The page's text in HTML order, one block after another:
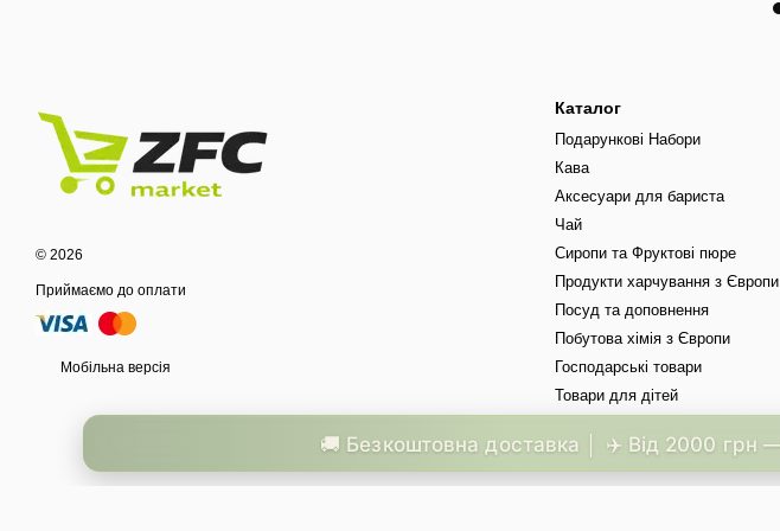
© 2026
Приймаємо до оплати
Мобільна версія
Каталог
Подарункові Набори
Кава
Аксесуари для бариста
Чай
Сиропи та Фруктові пюре
Продукти харчування з Європи
Посуд та доповнення
Побутова хімія з Європи
Господарські товари
Товари для дітей